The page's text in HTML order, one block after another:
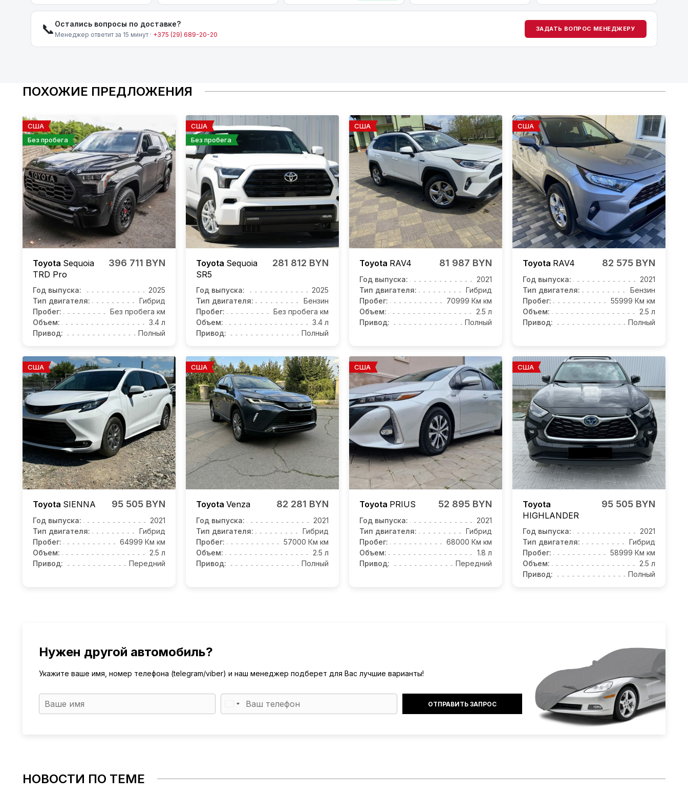
📞 Остались вопросы по доставке?
Менеджер ответит за 15 минут · +375 (29) 689-20-20
ЗАДАТЬ ВОПРОС МЕНЕДЖЕРУ
ПОХОЖИЕ ПРЕДЛОЖЕНИЯ
США
Без пробега
Toyota Sequoia
TRD Pro
396 711 BYN
Год выпуска:
2025
Тип двигателя:
Гибрид
Пробег:
Без пробега км
Объем:
3.4 л
Привод:
Полный
США
Без пробега
Toyota Sequoia
SR5
281 812 BYN
Год выпуска:
2025
Тип двигателя:
Бензин
Пробег:
Без пробега км
Объем:
3.4 л
Привод:
Полный
США
Toyota RAV4 81 987 BYN
Год выпуска:
2021
Тип двигателя:
Гибрид
Пробег:
70999 Км км
Объем:
2.5 л
Привод:
Полный
США
Toyota RAV4 82 575 BYN
Год выпуска:
2021
Тип двигателя:
Бензин
Пробег:
55999 Км км
Объем:
2.5 л
Привод:
Полный
США
Toyota SIENNA 95 505 BYN
Год выпуска:
2021
Тип двигателя:
Гибрид
Пробег:
64999 Км км
Объем:
2.5 л
Привод:
Передний
США
Toyota Venza 82 281 BYN
Год выпуска:
2021
Тип двигателя:
Гибрид
Пробег:
57000 Км км
Объем:
2.5 л
Привод:
Полный
США
Toyota PRIUS 52 895 BYN
Год выпуска:
2021
Тип двигателя:
Гибрид
Пробег:
68000 Км км
Объем:
1.8 л
Привод:
Передний
США
Toyota
HIGHLANDER
95 505 BYN
Год выпуска:
2021
Тип двигателя:
Гибрид
Пробег:
58999 Км км
Объем:
2.5 л
Привод:
Полный
Нужен другой автомобиль?
Укажите ваше имя, номер телефона (telegram/viber) и наш менеджер подберет для Вас лучшие варианты!
НОВОСТИ ПО ТЕМЕ